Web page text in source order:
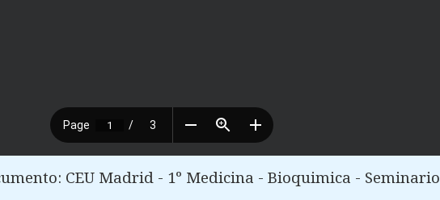
CEU Madrid - 1º Medicina - Bioquimica - Seminario